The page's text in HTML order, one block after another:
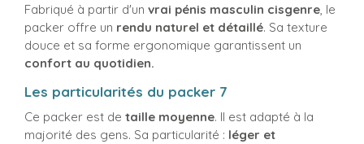
Fabriqué à partir d'un vrai pénis masculin cisgenre, le
packer offre un rendu naturel et détaillé. Sa texture
douce et sa forme ergonomique garantissent un
confort au quotidien.
Les particularités du packer 7
Ce packer est de taille moyenne. Il est adapté à la
majorité des gens. Sa particularité : léger et